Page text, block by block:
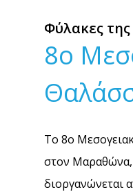
Φύλακες
8ο
Το 8ο
στον Μαραθώνα,
διοργανώνεται